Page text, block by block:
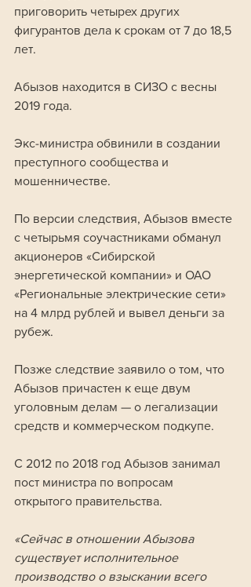
приговорить четырех других
фигурантов дела к срокам от 7 до 18,5
лет.
Абызов находится в СИЗО с весны
2019 года.
Экс-министра обвинили в создании
преступного сообщества и
мошенничестве.
По версии следствия, Абызов вместе
с четырьмя соучастниками обманул
акционеров «Сибирской
энергетической компании» и ОАО
«Региональные электрические сети»
на 4 млрд рублей и вывел деньги за
рубеж.
Позже следствие заявило о том, что
Абызов причастен к еще двум
уголовным делам — о легализации
средств и коммерческом подкупе.
С 2012 по 2018 год Абызов занимал
пост министра по вопросам
открытого правительства.
«Сейчас в отношении Абызова
существует исполнительное
производство о взыскании всего